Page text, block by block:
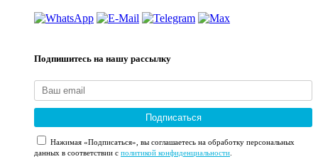
Подпишитесь на нашу рассылку
Подписаться
Нажимая «Подписаться», вы соглашаетесь на обработку персональных
данных в соответствии с политикой конфиденциальности